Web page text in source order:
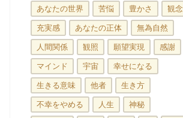
あなたの世界
苦悩 豊かさ
観念
充実感
あなたの正体
無為自然
人間関係
観照 願望実現
感謝
マインド
宇宙
幸せになる
生きる意味
他者
生き方
不幸をやめる
人生
神秘